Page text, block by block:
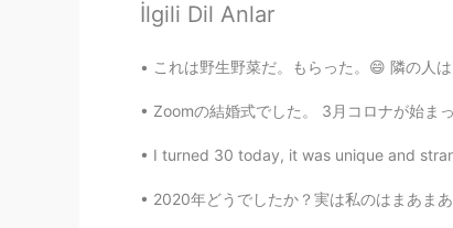
İlgili Dil Anlar
これは野生野菜だ。もらった。😄 隣の人はファーストネーションの人だ。この
Zoomの結婚式でした。 3月コロナが始まったばかりの時期でいき
I turned 30 today, it was unique and
2020年どうでしたか？実は私のはまあまあでした😅でも国内旅行がいい✈️ 今年